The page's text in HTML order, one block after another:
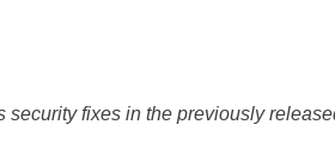
fixes in the previously